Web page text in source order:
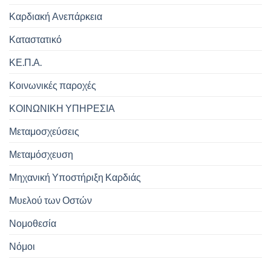
Καρδιακή Ανεπάρκεια
Καταστατικό
ΚΕ.Π.Α.
Κοινωνικές παροχές
ΚΟΙΝΩΝΙΚΗ ΥΠΗΡΕΣΙΑ
Μεταμοσχεύσεις
Μεταμόσχευση
Μηχανική Υποστήριξη Καρδιάς
Μυελού των Οστών
Νομοθεσία
Νόμοι